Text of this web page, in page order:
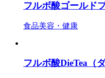
フルボ酸ゴールド
食品美容・健康
フルボ酸DieTea（